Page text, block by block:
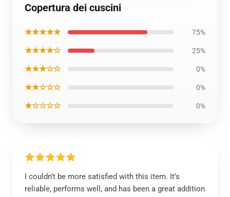
Copertura dei cuscini
★★★★★ 75%
★★★★☆ 25%
★★★☆☆ 0%
★★☆☆☆ 0%
★☆☆☆☆ 0%
I couldn’t be more satisfied with this item. It’s
reliable, performs well, and has been a great addition